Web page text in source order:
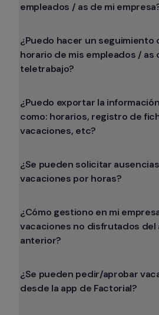
empleados / as de mi
¿Puedo hacer un seguimiento
horario de mis empleados / as
teletrabajo?
¿Puedo exportar la
como: horarios, registro de
¿Se pueden solicitar
vacaciones por horas?
¿Cómo gestiono en mi
vacaciones no disfrutados del
anterior?
¿Se pueden pedir/aprobar
desde la app de Factorial?